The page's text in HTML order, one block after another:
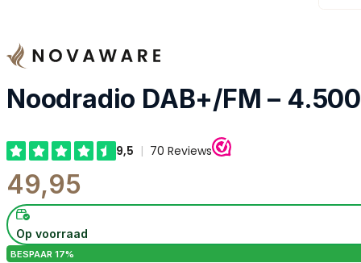
Noodradio DAB+/FM –
49,95
Op voorraad
BESPAAR 17%